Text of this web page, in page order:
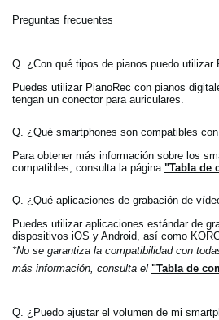
Preguntas frecuentes
Q. ¿Con qué tipos de pianos puedo utilizar
Puedes utilizar PianoRec con pianos
tengan un conector para auriculares.
Q. ¿Qué smartphones son compatibles
Para obtener más información sobre los
compatibles, consulta la página "Tabla de
Q. ¿Qué aplicaciones de grabación de
Puedes utilizar aplicaciones estándar de
dispositivos iOS y Android, así como
*No se garantiza la compatibilidad con
más información, consulta el "Tabla de
Q. ¿Puedo ajustar el volumen de mi